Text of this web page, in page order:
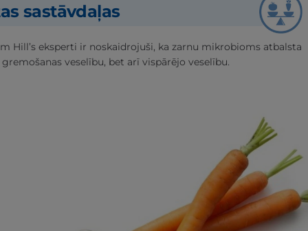
sastāvdaļas
Hill’s eksperti ir noskaidrojuši, ka zarnu mikrobioms atbalsta
veselību, bet arī vispārējo veselību.